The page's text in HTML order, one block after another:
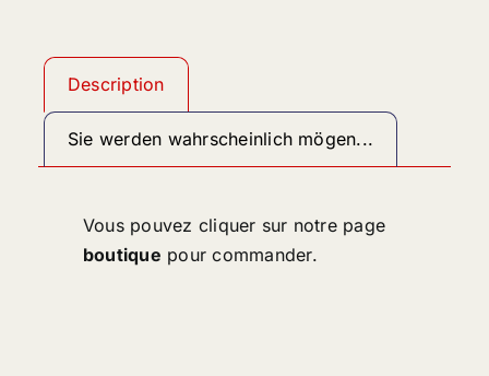
Description
Sie werden wahrscheinlich mögen...
Vous pouvez cliquer sur notre page
boutique pour commander.